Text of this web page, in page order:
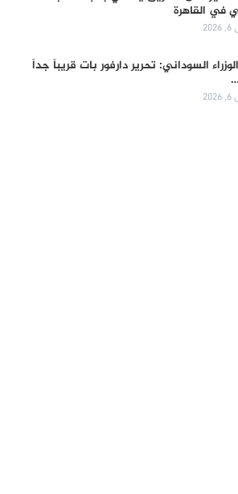
في القاهرة
السوداني: تحرير دارفور بات قريباً جداً